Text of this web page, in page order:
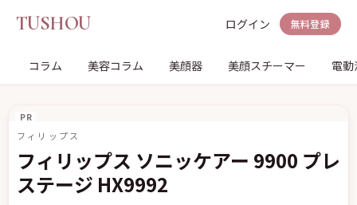
TUSHOU ログイン 無料登録
コラム 美容コラム 美顔器 美顔スチーマー 電
PR
フィリップス
フィリップス ソニッケアー 9900 プレ
ステージ HX9992